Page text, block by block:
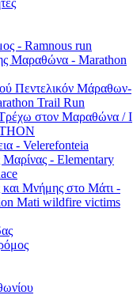
- Ramnous run
Μαραθώνα - Marathon
Πεντελικόν Μάραθων-
Trail Run
στον Μαραθώνα / I
- Velerefonteia
Μαρίνας - Elementary
και Μνήμης στο Μάτι -
Mati wildfire victims